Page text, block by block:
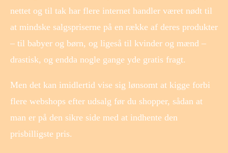
nettet og til tak har flere internet handler været nødt til
at mindske salgspriserne på en række af deres produkter
– til babyer og børn, og ligeså til kvinder og mænd –
drastisk, og endda nogle gange yde gratis fragt.
Men det kan imidlertid vise sig lønsomt at kigge forbi
flere webshops efter udsalg før du shopper, sådan at
man er på den sikre side med at indhente den
prisbilligste pris.